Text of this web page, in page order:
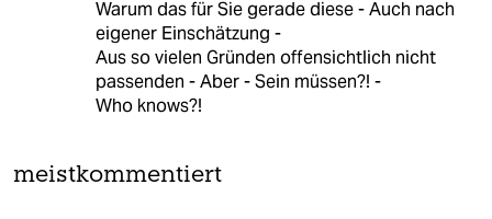
Warum das für Sie gerade diese - Auch nach
eigener Einschätzung -
Aus so vielen Gründen offensichtlich nicht
passenden - Aber - Sein müssen?! -
Who knows?!
meistkommentiert